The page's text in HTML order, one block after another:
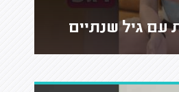
עם גיל שנתיים